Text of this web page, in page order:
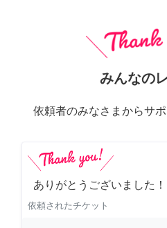
みんなの
依頼者のみなさまからサ
ありがとうございました！
依頼されたチケット